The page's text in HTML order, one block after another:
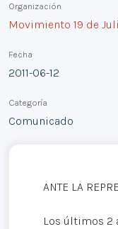
Organización
Movimiento 19 de
Fecha
2011-06-12
Categoría
Comunicado
ANTE LA
Los últimos 2